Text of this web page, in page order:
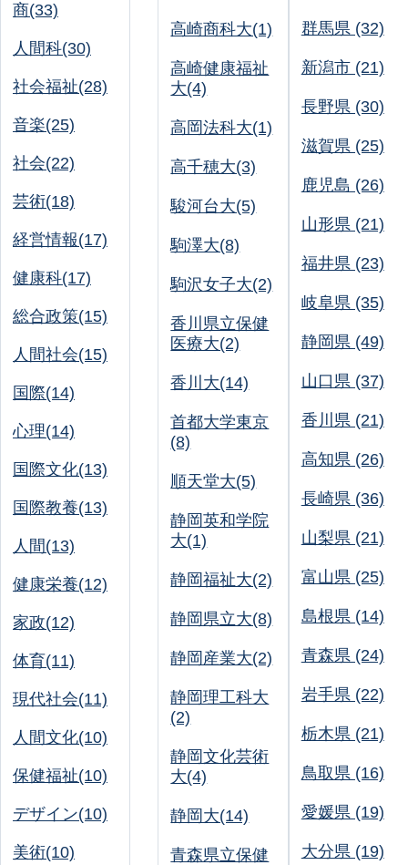
商(33)
人間科(30)
社会福祉(28)
音楽(25)
社会(22)
芸術(18)
経営情報(17)
健康科(17)
総合政策(15)
人間社会(15)
国際(14)
心理(14)
国際文化(13)
国際教養(13)
人間(13)
健康栄養(12)
家政(12)
体育(11)
現代社会(11)
人間文化(10)
保健福祉(10)
デザイン(10)
美術(10)
高崎商科大(1)
高崎健康福祉
大(4)
高岡法科大(1)
高千穂大(3)
駿河台大(5)
駒澤大(8)
駒沢女子大(2)
香川県立保健
医療大(2)
香川大(14)
首都大学東京
(8)
順天堂大(5)
静岡英和学院
大(1)
静岡福祉大(2)
静岡県立大(8)
静岡産業大(2)
静岡理工科大
(2)
静岡文化芸術
大(4)
静岡大(14)
青森県立保健
群馬県 (32)
新潟市 (21)
長野県 (30)
滋賀県 (25)
鹿児島 (26)
山形県 (21)
福井県 (23)
岐阜県 (35)
静岡県 (49)
山口県 (37)
香川県 (21)
高知県 (26)
長崎県 (36)
山梨県 (21)
富山県 (25)
島根県 (14)
青森県 (24)
岩手県 (22)
栃木県 (21)
鳥取県 (16)
愛媛県 (19)
大分県 (19)